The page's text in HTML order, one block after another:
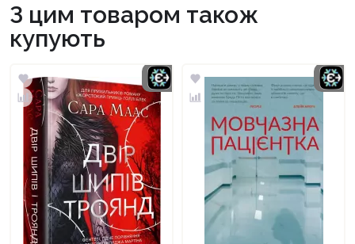
З цим товаром також
купують